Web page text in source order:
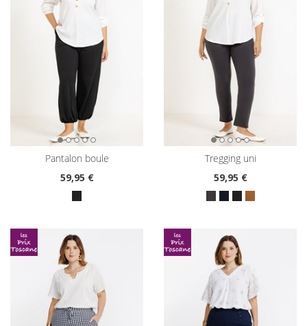
pantalon boule
59,95 €
tregging uni
59,95 €